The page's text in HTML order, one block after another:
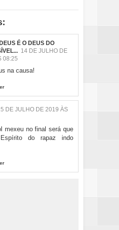
É O DEUS DO
14 DE JULHO DE
08:25
na causa!
DE JULHO DE 2019 ÀS
mexeu no final será que
do rapaz indo